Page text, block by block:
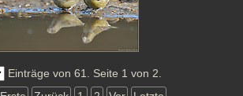
Einträge von 61. Seite 1 von 2.